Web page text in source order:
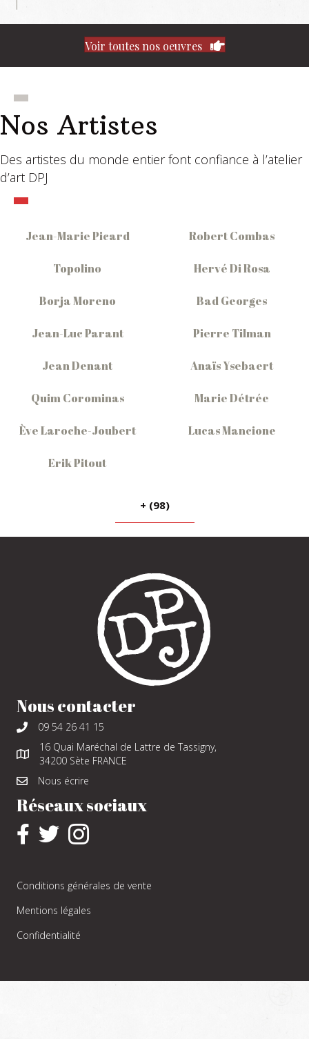
Voir toutes nos oeuvres
Nos Artistes
Des artistes du monde entier font confiance à l’atelier
d’art DPJ
Jean-Marie Picard Robert Combas
Topolino Hervé Di Rosa
Borja Moreno Bad Georges
Jean-Luc Parant Pierre Tilman
Jean Denant Anaïs Ysebaert
Quim Corominas Marie Détrée
Ève Laroche-Joubert Lucas Mancione
Erik Pitout
+ (98)
Nous contacter
09 54 26 41 15
16 Quai Maréchal de Lattre de Tassigny,
34200 Sète FRANCE
Nous écrire
Réseaux sociaux
Conditions générales de vente
Mentions légales
Confidentialité